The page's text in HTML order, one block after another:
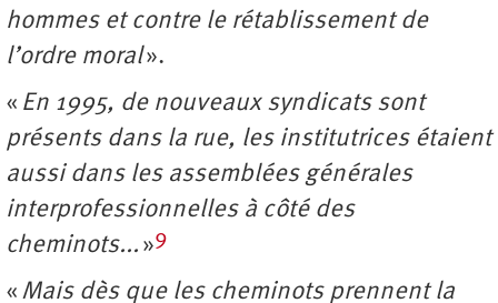
hommes et contre le rétablissement de
l’ordre moral».
« En 1995, de nouveaux syndicats sont
présents dans la rue, les institutrices étaient
aussi dans les assemblées générales
interprofessionnelles à côté des
cheminots... »9
« Mais dès que les cheminots prennent la